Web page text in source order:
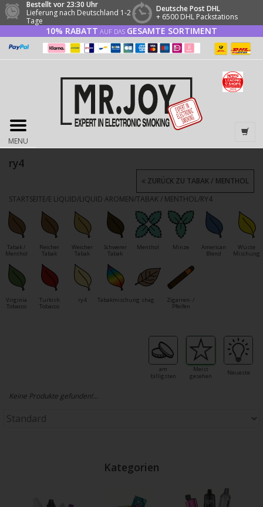
Bestellt vor 23:30 Uhr
Lieferung nach Deutschland 1-2
Tage
Deutsche Post DHL
+ 6500 DHL Packstations
10% RABATT AUF DAS GESAMTE SORTIMENT
MENU
ry4
STARTSEITE/E LIQUID/LIQUID AROMEN/TABAK / MENTHOL/RY4
ZURÜCK ZU TABAK / MENTHOL
Tabak /
Menthol
Reicher
Tabak
Weicher
Tabak
Schwerer
Tabak
Menthol Minze
American
Blend
Wüste
Mischung
Virginia
Tobacco
Turkish
Tobacco
ry4 Tabakmischung shag
Zigarren- /
Pfeifen
am
billigsten
Meist
gesehen
Neueste
Keine Produkte gefunden!...
Kategorien